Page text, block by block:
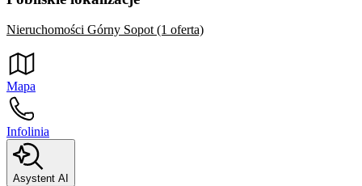
Nieruchomości Górny Sopot (1 oferta)
Mapa
Infolinia
Asystent AI